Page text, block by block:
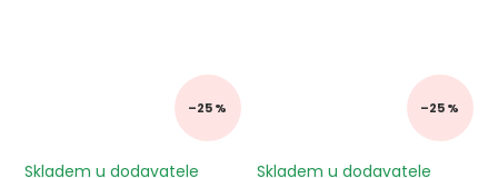
–25 %
Skladem u dodavatele
–25 %
Skladem u dodavatele